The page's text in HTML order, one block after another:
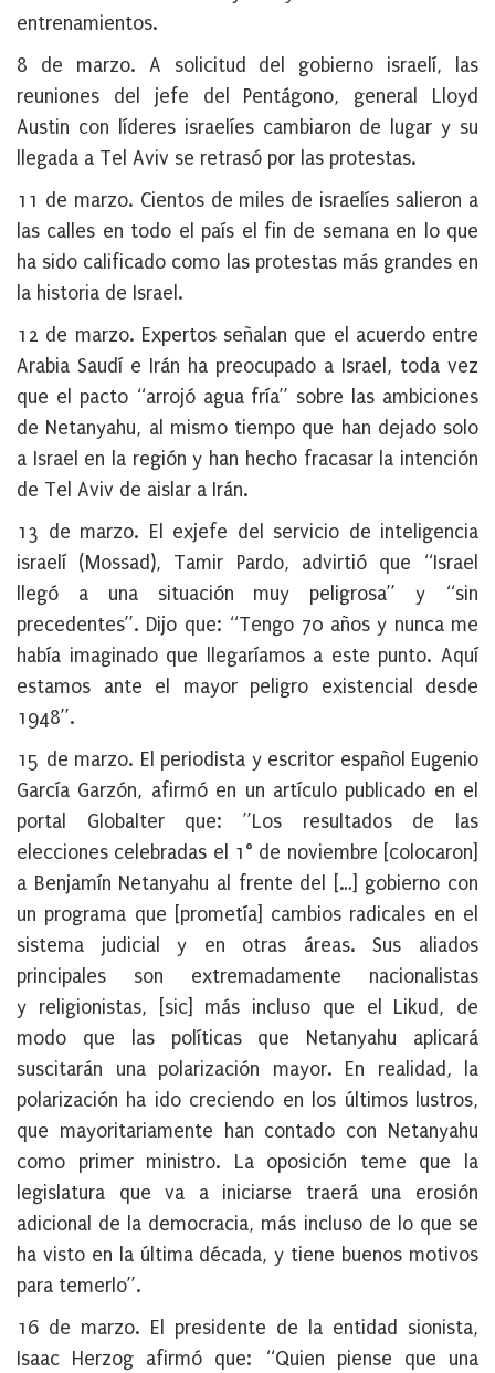
entrenamientos.
8 de marzo. A solicitud del gobierno israelí, las
reuniones del jefe del Pentágono, general Lloyd
Austin con líderes israelíes cambiaron de lugar y su
llegada a Tel Aviv se retrasó por las protestas.
11 de marzo. Cientos de miles de israelíes salieron a
las calles en todo el país el fin de semana en lo que
ha sido calificado como las protestas más grandes en
la historia de Israel.
12 de marzo. Expertos señalan que el acuerdo entre
Arabia Saudí e Irán ha preocupado a Israel, toda vez
que el pacto “arrojó agua fría” sobre las ambiciones
de Netanyahu, al mismo tiempo que han dejado solo
a Israel en la región y han hecho fracasar la intención
de Tel Aviv de aislar a Irán.
13 de marzo. El exjefe del servicio de inteligencia
israelí (Mossad), Tamir Pardo, advirtió que “Israel
llegó a una situación muy peligrosa” y “sin
precedentes”. Dijo que: “Tengo 70 años y nunca me
había imaginado que llegaríamos a este punto. Aquí
estamos ante el mayor peligro existencial desde
1948”.
15 de marzo. El periodista y escritor español Eugenio
García Garzón, afirmó en un artículo publicado en el
portal Globalter que: ”Los resultados de las
elecciones celebradas el 1° de noviembre [colocaron]
a Benjamín Netanyahu al frente del […] gobierno con
un programa que [prometía] cambios radicales en el
sistema judicial y en otras áreas. Sus aliados
principales son extremadamente nacionalistas
y religionistas, [sic] más incluso que el Likud, de
modo que las políticas que Netanyahu aplicará
suscitarán una polarización mayor. En realidad, la
polarización ha ido creciendo en los últimos lustros,
que mayoritariamente han contado con Netanyahu
como primer ministro. La oposición teme que la
legislatura que va a iniciarse traerá una erosión
adicional de la democracia, más incluso de lo que se
ha visto en la última década, y tiene buenos motivos
para temerlo”.
16 de marzo. El presidente de la entidad sionista,
Isaac Herzog afirmó que: “Quien piense que una